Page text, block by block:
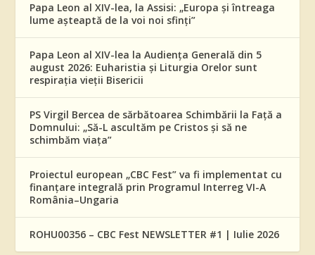
Papa Leon al XIV-lea, la Assisi: „Europa și întreaga
lume așteaptă de la voi noi sfinți”
Papa Leon al XIV-lea la Audiența Generală din 5
august 2026: Euharistia și Liturgia Orelor sunt
respirația vieții Bisericii
PS Virgil Bercea de sărbătoarea Schimbării la Față a
Domnului: „Să-L ascultăm pe Cristos și să ne
schimbăm viața”
Proiectul european „CBC Fest” va fi implementat cu
finanțare integrală prin Programul Interreg VI-A
România–Ungaria
ROHU00356 – CBC Fest NEWSLETTER #1 | Iulie 2026